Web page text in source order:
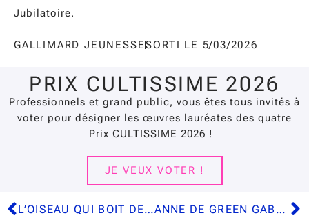
Jubilatoire.
GALLIMARD JEUNESSESORTI LE 5/03/2026
PRIX CULTISSIME 2026
Professionnels et grand public, vous êtes tous invités à
voter pour désigner les œuvres lauréates des quatre
Prix CULTISSIME 2026 !
JE VEUX VOTER !
L’OISEAU QUI BOIT DES LARMES – T1 : LE CŒUR DES NAGAS ANNE DE GREEN GABLES